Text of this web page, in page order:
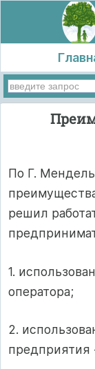
По Г.
решил
1.
оператора;
2.
предприятия